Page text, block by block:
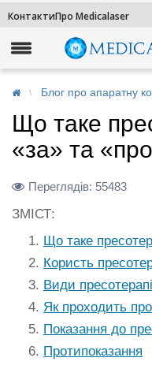
КонтактиПро Medicalaser
Блог про апаратну
Що таке
«за» та
Переглядів: 55483
ЗМІСТ:
Що таке
Користь
Види
Як проходить
Показання до
Протипоказання